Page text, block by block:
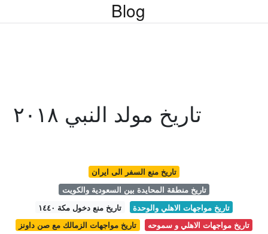
Blog
تاريخ مولد النبي ٢٠١٨
تاريخ منع السفر الى ايران
تاريخ منطقة المحايدة بين السعودية والكويت
تاريخ منع دخول مكة ١٤٤٠
تاريخ مواجهات الاهلي والوحدة
تاريخ مواجهات الزمالك مع صن داونز
تاريخ مواجهات الاهلي و سموحه